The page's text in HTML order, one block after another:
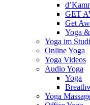
GET
Get
Yoga
Yoga im
Online Yoga
Yoga Videos
Audio Yoga
Yoga
Yoga